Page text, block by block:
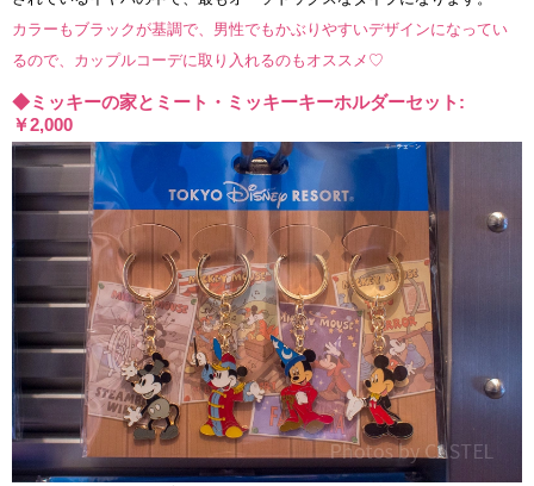
カラーもブラックが基調で、男性でもかぶりやすいデザインになってい
るので、カップルコーデに取り入れるのもオススメ♡
◆ミッキーの家とミート・ミッキーキーホルダーセット:
￥2,000